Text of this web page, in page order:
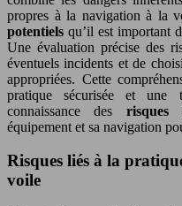
propres à la navigation à la
potentiels qu’il est important
Une évaluation précise des
éventuels incidents et de
appropriées. Cette
pratique sécurisée et une
connaissance des risques
équipement et sa navigation
Risques liés à la
voile